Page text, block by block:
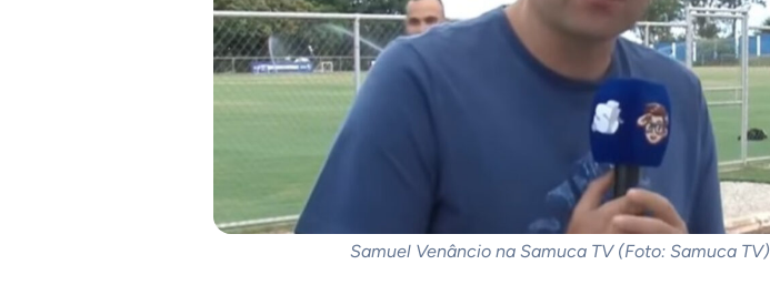
Samuel Venâncio na Samuca TV (Foto: Samuca TV)